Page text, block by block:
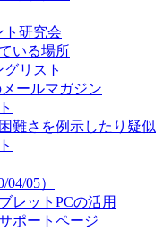
ト研究会
いる場所
リスト
ールマガジン
難さを例示したり疑似
05）
レットPCの活用
ポートページ